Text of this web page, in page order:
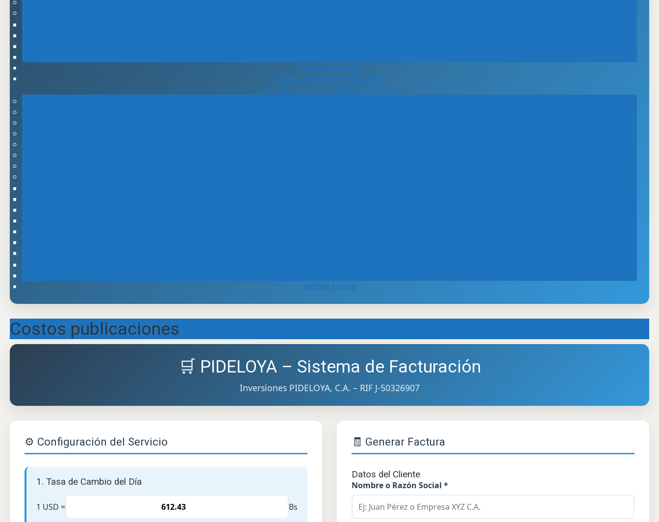
TEMAS DE INTERÉS
DÓLAR, LOTERÍAS, HORÓSCOPO,
RECETAS, RESEÑAS, REFRANES Y MÁS…
Costos publicaciones
🛒 PIDELOYA – Sistema de Facturación
Inversiones PIDELOYA, C.A. – RIF J-50326907
⚙️ Configuración del Servicio
1. Tasa de Cambio del Día
1 USD = Bs
🧾 Generar Factura
Datos del Cliente
Nombre o Razón Social *